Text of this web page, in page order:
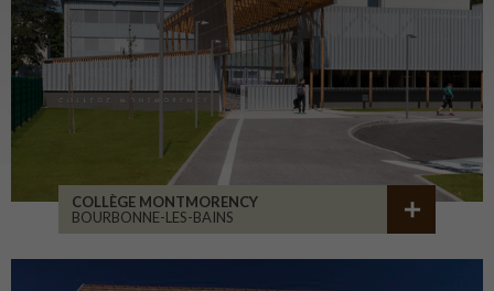
COLLÈGE MONTMORENCY
BOURBONNE-LES-BAINS